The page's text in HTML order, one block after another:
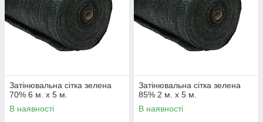
Затінювальна сітка зелена
70% 6 м. х 5 м.
В наявності
Затінювальна сітка зелена
85% 2 м. х 5 м.
В наявності